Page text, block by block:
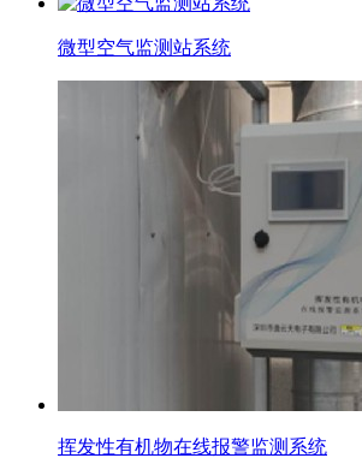
微型空气监测站系统
挥发性有机物在线报警监测系统